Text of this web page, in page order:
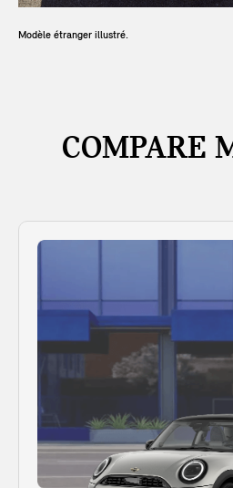
Modèle étranger illustré.
COMPARE